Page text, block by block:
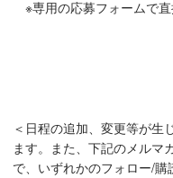
※専用の応募フォームで直
＜日程の追加、変更等が生
ます。また、下記のメルマ
で、いずれかのフォロー/購